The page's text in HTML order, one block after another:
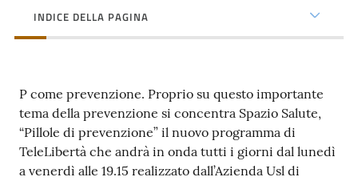
territorio
Studiare
a
Piacenza
INDICE DELLA PAGINA
P come prevenzione. Proprio su questo importante
tema della prevenzione si concentra Spazio Salute,
“Pillole di prevenzione” il nuovo programma di
TeleLibertà che andrà in onda tutti i giorni dal lunedì
a venerdì alle 19.15 realizzato dall’Azienda Usl di